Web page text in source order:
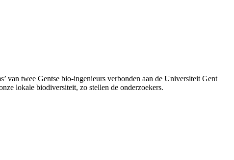
van twee Gentse bio-ingenieurs verbonden aan de Universiteit Gent
lokale biodiversiteit, zo stellen de onderzoekers.